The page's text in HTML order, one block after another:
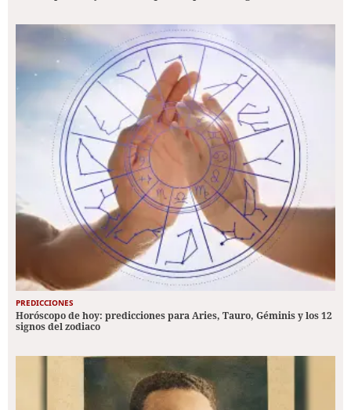
PREDICCIONES
Horóscopo de hoy: predicciones para Aries, Tauro, Géminis y los 12
signos del zodiaco